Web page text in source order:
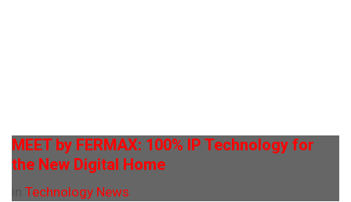
MEET by FERMAX: 100% IP Technology for
the New Digital Home
Technology News